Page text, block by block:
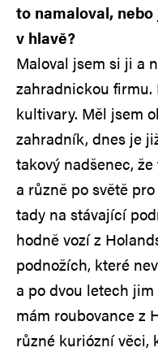
to namaloval,
v hlavě?
Maloval jsem si ji a
zahradnickou firmu.
kultivary. Měl jsem
zahradník, dnes je
takový nadšenec,
a různě po světě
tady na stávající
hodně vozí z
podnožích, které
a po dvou letech
mám roubovance z
různé kuriózní věci,